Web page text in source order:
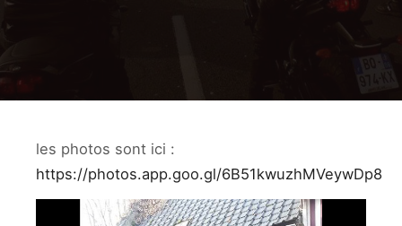
les photos sont ici :
https://photos.app.goo.gl/6B51kwuzhMVeywDp8